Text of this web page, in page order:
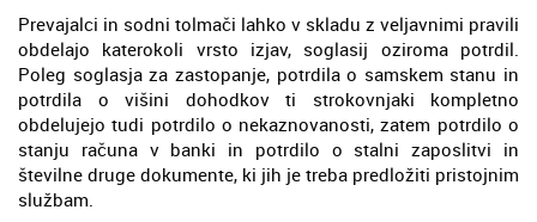
Prevajalci in sodni tolmači lahko v skladu z veljavnimi pravili
obdelajo katerokoli vrsto izjav, soglasij oziroma potrdil.
Poleg soglasja za zastopanje, potrdila o samskem stanu in
potrdila o višini dohodkov ti strokovnjaki kompletno
obdelujejo tudi potrdilo o nekaznovanosti, zatem potrdilo o
stanju računa v banki in potrdilo o stalni zaposlitvi in
številne druge dokumente, ki jih je treba predložiti pristojnim
službam.